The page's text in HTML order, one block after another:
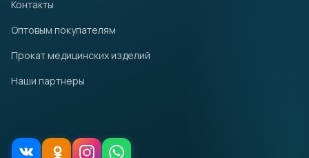
Контакты
Оптовым покупателям
Прокат медицинских изделий
Наши партнеры